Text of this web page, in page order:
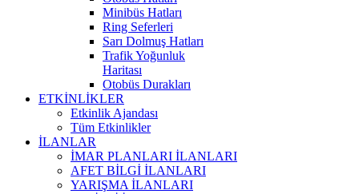
Minibüs Hatları
Ring Seferleri
Sarı Dolmuş Hatları
Trafik Yoğunluk
Haritası
Otobüs Durakları
ETKİNLİKLER
Etkinlik Ajandası
Tüm Etkinlikler
İLANLAR
İMAR PLANLARI İLANLARI
AFET BİLGİ İLANLARI
YARIŞMA İLANLARI